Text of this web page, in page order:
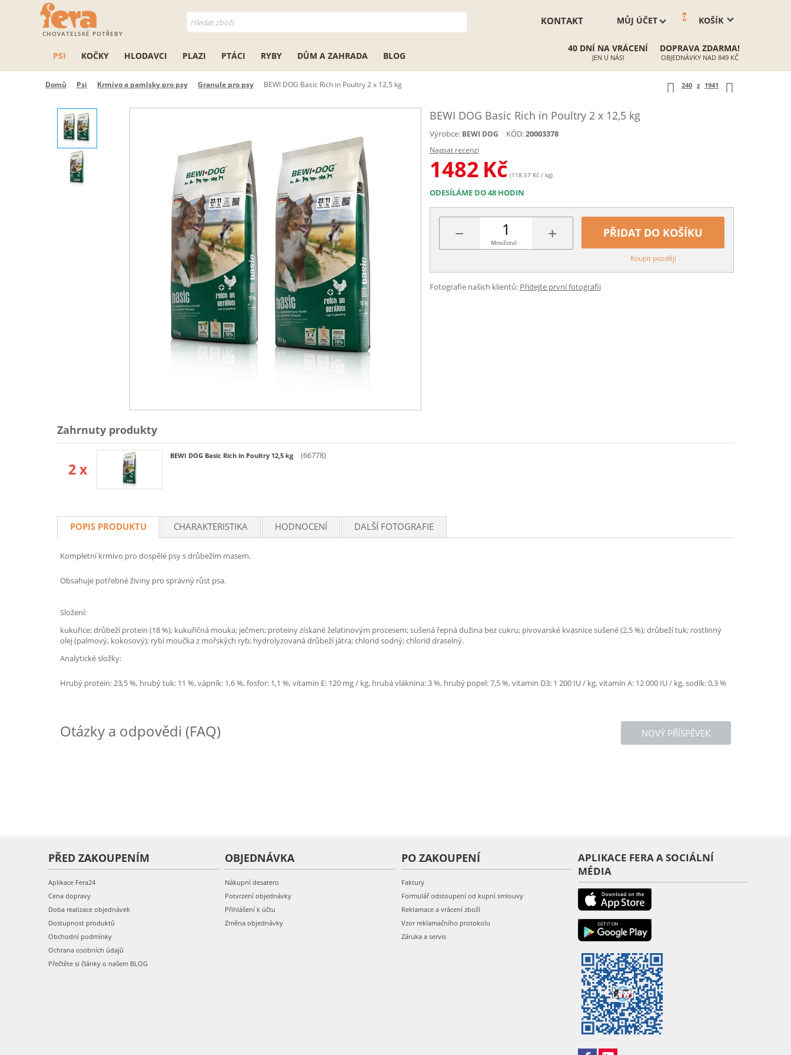
CHOVATELSKÉ POTŘEBY
KOŠÍK
0
MŮJ ÚČET
KONTAKT
PSI KOČKY HLODAVCI PLAZI PTÁCI RYBY DŮM A ZAHRADA BLOG
40 DNÍ NA VRÁCENÍ
JEN U NÁS!
DOPRAVA ZDARMA!
OBJEDNÁVKY NAD 849 KČ
Domů Psi Krmivo a pamlsky pro psy Granule pro psy BEWI DOG Basic Rich in Poultry 2 x 12,5 kg 240 z 1941
BEWI DOG Basic Rich in Poultry 2 x 12,5 kg
Výrobce: BEWI DOG KÓD:20003378
Napsat recenzi
1482 Kč (118.57 Kč / kg)
ODESÍLÁME DO 48 HODIN
− +
Množství:
PŘIDAT DO KOŠÍKU
Koupit později
Fotografie našich klientů: Přidejte první fotografii
Zahrnuty produkty
2 x
BEWI DOG Basic Rich in Poultry 12,5 kg (66778)
POPIS PRODUKTU CHARAKTERISTIKA HODNOCENÍ DALŠÍ FOTOGRAFIE
Kompletní krmivo pro dospělé psy s drůbežím masem.
Obsahuje potřebné živiny pro správný růst psa.
Složení:
kukuřice; drůbeží protein (18 %); kukuřičná mouka; ječmen; proteiny získané želatinovým procesem; sušená řepná dužina bez cukru; pivovarské kvasnice sušené (2,5 %); drůbeží tuk; rostlinný
olej (palmový, kokosový); rybí moučka z mořských ryb; hydrolyzovaná drůbeží játra; chlorid sodný; chlorid draselný.
Analytické složky:
Hrubý protein: 23,5 %, hrubý tuk: 11 %, vápník: 1,6 %, fosfor: 1,1 %, vitamin E: 120 mg / kg, hrubá vláknina: 3 %, hrubý popel: 7,5 %, vitamin D3: 1 200 IU / kg, vitamín A: 12 000 IU / kg, sodík: 0,3 %
NOVÝ PŘÍSPĚVEK
Otázky a odpovědi (FAQ)
PŘED ZAKOUPENÍM
Aplikace Fera24
Cena dopravy
Doba realizace objednávek
Dostupnost produktů
Obchodní podmínky
Ochrana osobních údajů
Přečtěte si články o našem BLOG
OBJEDNÁVKA
Nákupní desatero
Potvrzení objednávky
Přihlášení k účtu
Změna objednávky
PO ZAKOUPENÍ
Faktury
Formulář odstoupení od kupní smlouvy
Reklamace a vrácení zboží
Vzor reklamačního protokolu
Záruka a servis
APLIKACE FERA A SOCIÁLNÍ
MÉDIA